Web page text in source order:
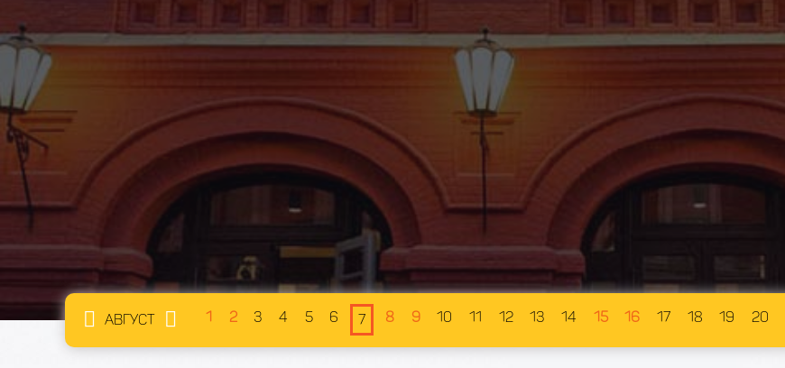
АВГУСТ 1 2 3 4 5 6 7 8 9 10 11 12 13 14 15 16 17 18 19 20